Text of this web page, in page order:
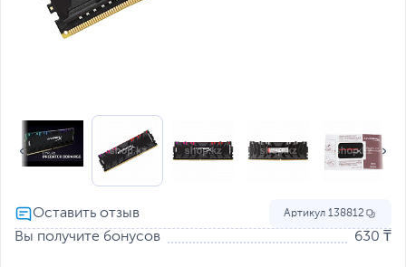
Артикул 138812
Вы получите бонусов 630 ₸